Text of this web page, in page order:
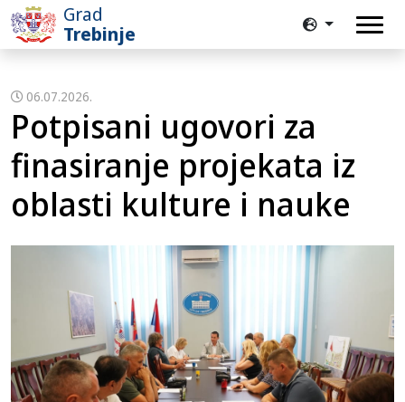
Grad
Trebinje
06.07.2026.
Potpisani ugovori za
finasiranje projekata iz
oblasti kulture i nauke